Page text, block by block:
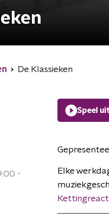
De Klassieken
-
Speel
Elke